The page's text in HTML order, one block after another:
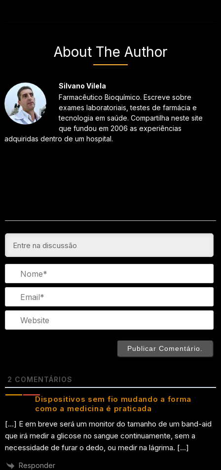
About The Author
Silvano Vilela
Farmacêutico Bioquímico. Escreve sobre
exames laboratoriais, testes de farmácia e
tecnologia em saúde. Compartilha neste site
que fundou em 2006 as experiências
adquiridas dentro de um hospital.
2 COMENTÁRIOS
Dispositivos sem fio mudando a forma
como a medicina é praticada
[…] E em breve será um monitor do tamanho de um band-aid
que irá medir a glicose no sangue continuamente, sem a
necessidade de furar o dedo, ou medir na lágrima. […]
Responder